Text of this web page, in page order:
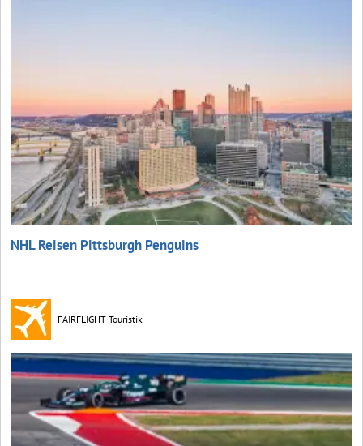
NHL Reisen Pittsburgh Penguins
FAIRFLIGHT Touristik